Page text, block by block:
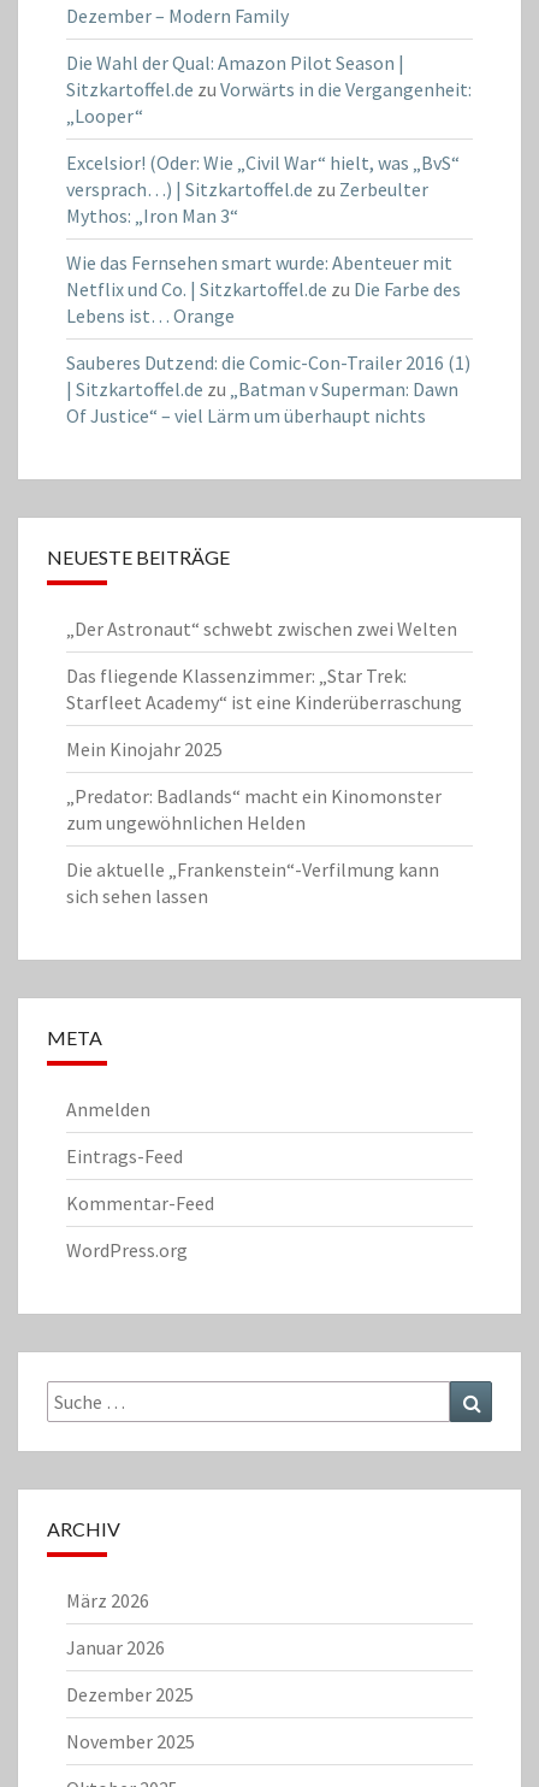
Dezember – Modern Family
Die Wahl der Qual: Amazon Pilot Season |
Sitzkartoffel.de zu Vorwärts in die Vergangenheit:
„Looper“
Excelsior! (Oder: Wie „Civil War“ hielt, was „BvS“
versprach…) | Sitzkartoffel.de zu Zerbeulter
Mythos: „Iron Man 3“
Wie das Fernsehen smart wurde: Abenteuer mit
Netflix und Co. | Sitzkartoffel.de zu Die Farbe des
Lebens ist… Orange
Sauberes Dutzend: die Comic-Con-Trailer 2016 (1)
| Sitzkartoffel.de zu „Batman v Superman: Dawn
Of Justice“ – viel Lärm um überhaupt nichts
NEUESTE BEITRÄGE
„Der Astronaut“ schwebt zwischen zwei Welten
Das fliegende Klassenzimmer: „Star Trek:
Starfleet Academy“ ist eine Kinderüberraschung
Mein Kinojahr 2025
„Predator: Badlands“ macht ein Kinomonster
zum ungewöhnlichen Helden
Die aktuelle „Frankenstein“-Verfilmung kann
sich sehen lassen
META
Anmelden
Eintrags-Feed
Kommentar-Feed
WordPress.org
Suche
nach:
ARCHIV
März 2026
Januar 2026
Dezember 2025
November 2025